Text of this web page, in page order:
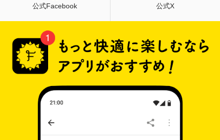
公式Facebook 公式X